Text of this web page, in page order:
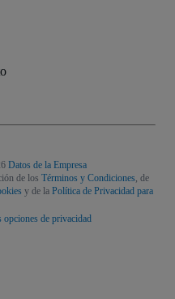
Datos de la Empresa
de los Términos y Condiciones , de
y de la Política de Privacidad para
de privacidad